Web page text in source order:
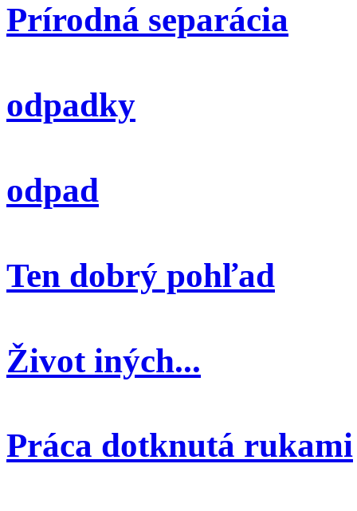
Prírodná separácia
odpadky
odpad
Ten dobrý pohľad
Život iných...
Práca dotknutá rukami